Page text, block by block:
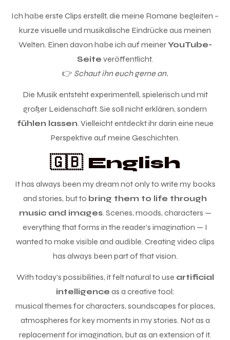
Ich habe erste Clips erstellt, die meine Romane begleiten –
kurze visuelle und musikalische Eindrücke aus meinen
Welten. Einen davon habe ich auf meinerYouTube-
Seite veröffentlicht.
👉 Schaut ihn euch gerne an.
Die Musik entsteht experimentell, spielerisch und mit
großer Leidenschaft. Sie soll nicht erklären, sondern
fühlen lassen. Vielleicht entdeckt ihr darin eine neue
Perspektive auf meine Geschichten.
🇬🇧 English
It has always been my dream not only to write my books
and stories, but to bring them to life through
music and images. Scenes, moods, characters —
everything that forms in the reader’s imagination — I
wanted to make visible and audible. Creating video clips
has always been part of that vision.
With today’s possibilities, it felt natural to use artificial
intelligence as a creative tool:
musical themes for characters, soundscapes for places,
atmospheres for key moments in my stories. Not as a
replacement for imagination, but as an extension of it.